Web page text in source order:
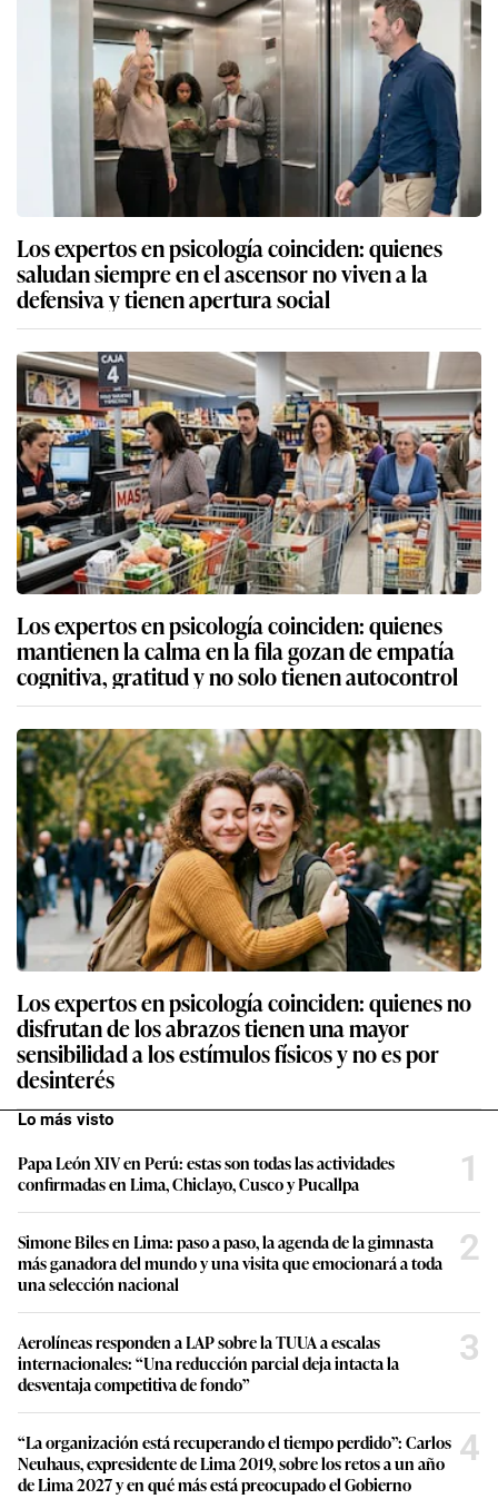
Los expertos en psicología coinciden: quienes
saludan siempre en el ascensor no viven a la
defensiva y tienen apertura social
Los expertos en psicología coinciden: quienes
mantienen la calma en la fila gozan de empatía
cognitiva, gratitud y no solo tienen autocontrol
Los expertos en psicología coinciden: quienes no
disfrutan de los abrazos tienen una mayor
sensibilidad a los estímulos físicos y no es por
desinterés
Lo más visto
Papa León XIV en Perú: estas son todas las actividades
confirmadas en Lima, Chiclayo, Cusco y Pucallpa
1
Simone Biles en Lima: paso a paso, la agenda de la gimnasta
más ganadora del mundo y una visita que emocionará a toda
una selección nacional
2
Aerolíneas responden a LAP sobre la TUUA a escalas
internacionales: “Una reducción parcial deja intacta la
desventaja competitiva de fondo”
3
“La organización está recuperando el tiempo perdido”: Carlos
Neuhaus, expresidente de Lima 2019, sobre los retos a un año
de Lima 2027 y en qué más está preocupado el Gobierno
4